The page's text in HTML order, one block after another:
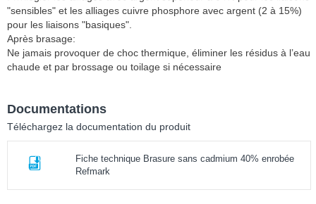
"sensibles" et les alliages cuivre phosphore avec argent (2 à 15%)
pour les liaisons "basiques".
Après brasage:
Ne jamais provoquer de choc thermique, éliminer les résidus à l’eau
chaude et par brossage ou toilage si nécessaire
Documentations
Téléchargez la documentation du produit
Fiche technique Brasure sans cadmium 40% enrobée
Refmark